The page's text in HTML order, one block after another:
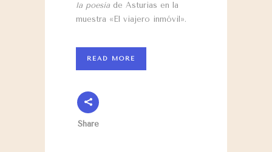
la poesía de Asturias en la
muestra «El viajero inmóvil».
READ MORE
Share